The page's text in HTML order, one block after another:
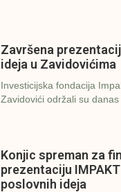
Završena
ideja u Zavidovićima
Investicijska fondacija
Zavidovići održali su
Konjic spreman za
prezentaciju
poslovnih ideja